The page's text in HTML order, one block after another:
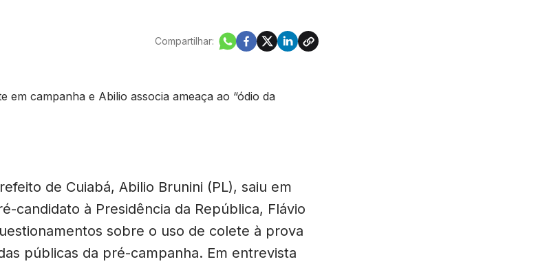
Compartilhar:
de Cuiabá, Abilio Brunini (PL), saiu em
candidato à Presidência da República, Flávio
sobre o uso de colete à prova
públicas da pré-campanha. Em entrevista